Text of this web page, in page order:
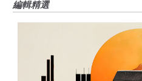
編輯精選